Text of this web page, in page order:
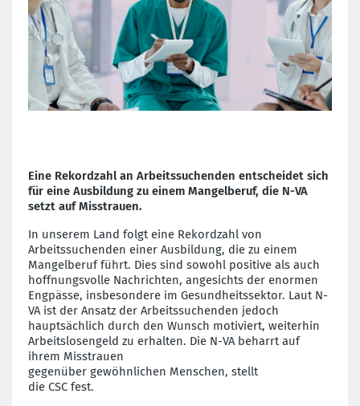
Eine Rekordzahl an Arbeitssuchenden entscheidet sich
für eine Ausbildung zu einem Mangelberuf, die N-VA
setzt auf Misstrauen.
In unserem Land folgt eine Rekordzahl von
Arbeitssuchenden einer Ausbildung, die zu einem
Mangelberuf führt. Dies sind sowohl positive als auch
hoffnungsvolle Nachrichten, angesichts der enormen
Engpässe, insbesondere im Gesundheitssektor. Laut N-
VA ist der Ansatz der Arbeitssuchenden jedoch
hauptsächlich durch den Wunsch motiviert, weiterhin
Arbeitslosengeld zu erhalten. Die N-VA beharrt auf
ihrem Misstrauen
gegenüber gewöhnlichen Menschen, stellt
die CSC fest.